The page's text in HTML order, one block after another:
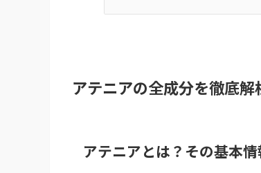
アテニアの全成分を徹底解
アテニアとは？その基本情